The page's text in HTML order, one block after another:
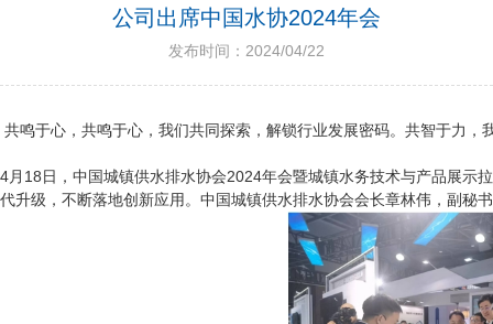
公司出席中国水协2024年会
发布时间：2024/04/22
共鸣于心，共鸣于心，我们共同探索，解锁行业发展密码。共智于力
4月18日，中国城镇供水排水协会2024年会暨城镇水务技术与产品展示
代升级，不断落地创新应用。中国城镇供水排水协会会长章林伟，副秘